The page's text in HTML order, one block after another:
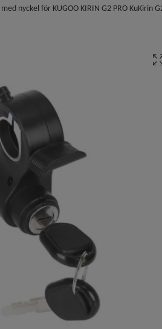
nyckel för KUGOO KIRIN G2 PRO KuKirin